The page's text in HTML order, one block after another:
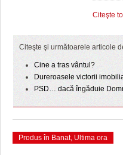
Citeşte
Citeşte şi următoarele articole
Cine a tras vântul?
Dureroasele victorii
PSD… dacă îngăduie
Produs în Banat, Ultima ora